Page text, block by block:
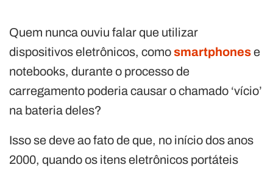
Quem nunca ouviu falar que utilizar
dispositivos eletrônicos, comosmartphonese
notebooks, durante o processo de
carregamento poderia causar o chamado ‘vício’
na bateria deles?
Isso se deve ao fato de que, no início dos anos
2000, quando os itens eletrônicos portáteis